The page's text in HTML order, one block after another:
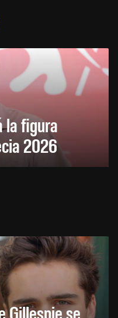
la figura
2026
Gillespie se